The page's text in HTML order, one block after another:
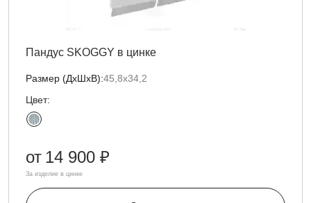
Пандус SKOGGY в цинке
Размер (ДxШxВ):45,8х34,2
Цвет:
от 14 900 ₽
За изделие в цинке